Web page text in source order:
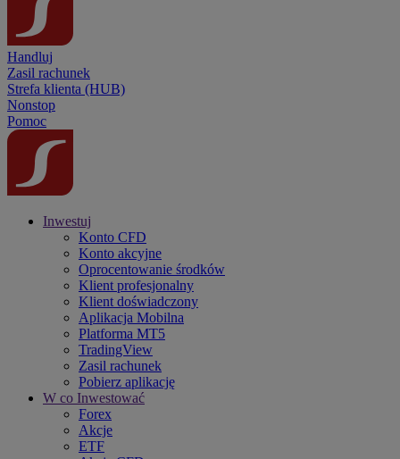
Handluj
Zasil rachunek
Strefa klienta (HUB)
Nonstop
Pomoc
Inwestuj
Konto CFD
Konto akcyjne
Oprocentowanie środków
Klient profesjonalny
Klient doświadczony
Aplikacja Mobilna
Platforma MT5
TradingView
Zasil rachunek
Pobierz aplikację
W co Inwestować
Forex
Akcje
ETF